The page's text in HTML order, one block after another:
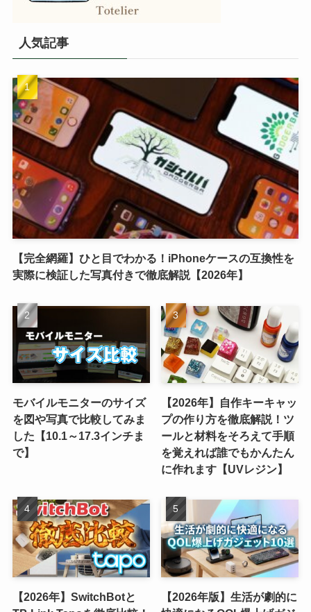
人気記事
【完全網羅】ひと目でわかる！iPhoneケースの互換性を
実際に検証した写真付きで徹底解説【2026年】
モバイルモニターのサイズ
を図や写真で比較してみま
した【10.1～17.3インチま
で】
【2026年】自作キーキャッ
プの作り方を徹底解説！ツ
ールと材料をそろえて手順
を覚えれば誰でもかんたん
に作れます【UVレジン】
【2026年】SwitchBotと
【2026年版】生活が劇的に